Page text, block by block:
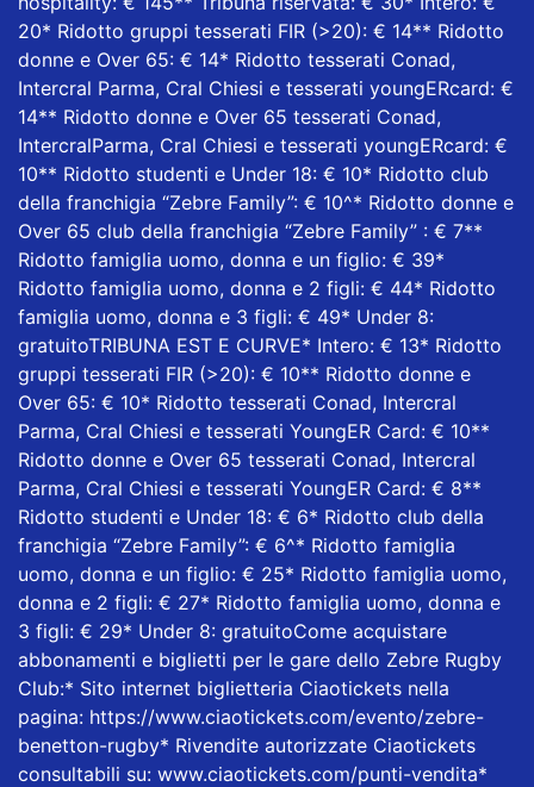
20* Ridotto gruppi tesserati FIR (>20): € 14** Ridotto
donne e Over 65: € 14* Ridotto tesserati Conad,
Intercral Parma, Cral Chiesi e tesserati youngERcard: €
14** Ridotto donne e Over 65 tesserati Conad,
IntercralParma, Cral Chiesi e tesserati youngERcard: €
10** Ridotto studenti e Under 18: € 10* Ridotto club
della franchigia “Zebre Family”: € 10^* Ridotto donne e
Over 65 club della franchigia “Zebre Family” : € 7**
Ridotto famiglia uomo, donna e un figlio: € 39*
Ridotto famiglia uomo, donna e 2 figli: € 44* Ridotto
famiglia uomo, donna e 3 figli: € 49* Under 8:
gratuitoTRIBUNA EST E CURVE* Intero: € 13* Ridotto
gruppi tesserati FIR (>20): € 10** Ridotto donne e
Over 65: € 10* Ridotto tesserati Conad, Intercral
Parma, Cral Chiesi e tesserati YoungER Card: € 10**
Ridotto donne e Over 65 tesserati Conad, Intercral
Parma, Cral Chiesi e tesserati YoungER Card: € 8**
Ridotto studenti e Under 18: € 6* Ridotto club della
franchigia “Zebre Family”: € 6^* Ridotto famiglia
uomo, donna e un figlio: € 25* Ridotto famiglia uomo,
donna e 2 figli: € 27* Ridotto famiglia uomo, donna e
3 figli: € 29* Under 8: gratuitoCome acquistare
abbonamenti e biglietti per le gare dello Zebre Rugby
Club:* Sito internet biglietteria Ciaotickets nella
pagina: https://www.ciaotickets.com/evento/zebre-
benetton-rugby* Rivendite autorizzate Ciaotickets
consultabili su: www.ciaotickets.com/punti-vendita*